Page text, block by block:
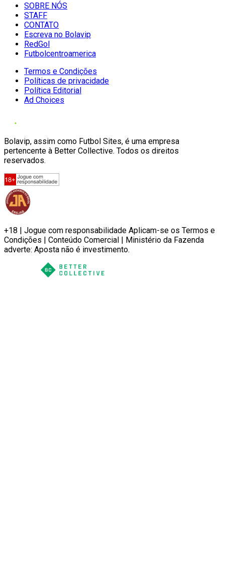
SOBRE NÓS
STAFF
CONTATO
Escreva no Bolavip
RedGol
Futbolcentroamerica
Termos e Condições
Políticas de privacidade
Política Editorial
Ad Choices
Bolavip, assim como Futbol Sites, é uma empresa
pertencente à Better Collective. Todos os direitos
reservados.
+18 | Jogue com responsabilidade Aplicam-se os Termos e
Condições | Conteúdo Comercial | Ministério da Fazenda
adverte: Aposta não é investimento.